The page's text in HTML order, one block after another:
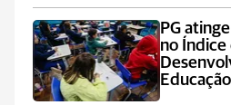
PG
no Índice